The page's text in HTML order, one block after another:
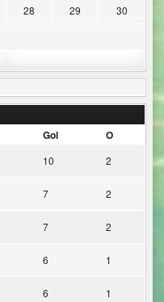
28 29
30
Gol O
10 2
7 2
7 2
6 1
6 1